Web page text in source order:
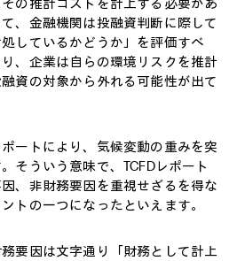
の推計コストを計上する必要があ
、金融機関は投融資判断に際して
処しているかどうか」を評価すべ
、企業は自らの環境リスクを推計
資の対象から外れる可能性が出て
ートにより、気候変動の重みを突
そういう意味で、TCFDレポート
、非財務要因を重視せざるを得な
トの一つになったといえます。
要因は文字通り「財務として計上